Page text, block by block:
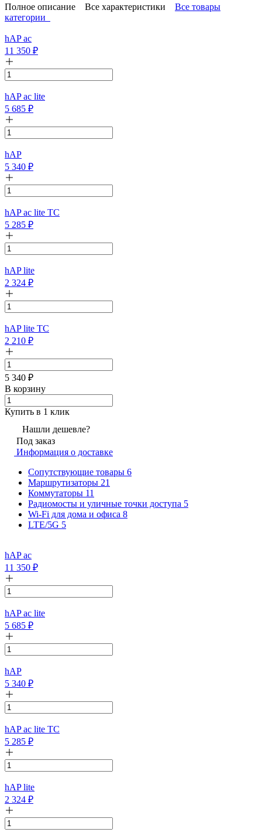
Полное описание
Все характеристики
Все товары
категории
hAP ac
11 350 ₽
hAP ac lite
5 685 ₽
hAP
5 340 ₽
hAP ac lite TC
5 285 ₽
hAP lite
2 324 ₽
hAP lite TC
2 210 ₽
5 340 ₽
В корзину
Купить в 1 клик
Нашли дешевле?
Под заказ
Информация о доставке
Сопутствующие товары 6
Маршрутизаторы 21
Коммутаторы 11
Радиомосты и уличные точки доступа 5
Wi-Fi для дома и офиса 8
LTE/5G 5
hAP ac
11 350 ₽
hAP ac lite
5 685 ₽
hAP
5 340 ₽
hAP ac lite TC
5 285 ₽
hAP lite
2 324 ₽